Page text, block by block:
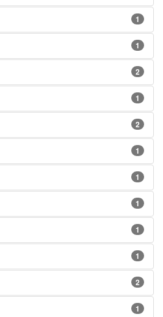
1
1
2
1
2
1
1
1
1
1
2
1